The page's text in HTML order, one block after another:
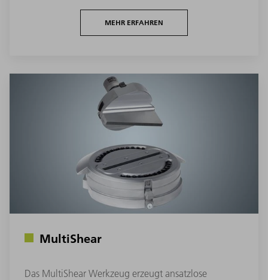
MEHR ERFAHREN
MultiShear
Das MultiShear Werkzeug erzeugt ansatzlose